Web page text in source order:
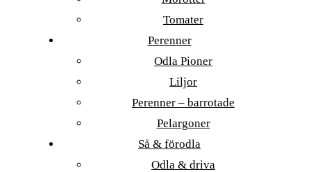
Tomater
Perenner
Odla Pioner
Liljor
Perenner – barrotade
Pelargoner
Så & förodla
Odla & driva